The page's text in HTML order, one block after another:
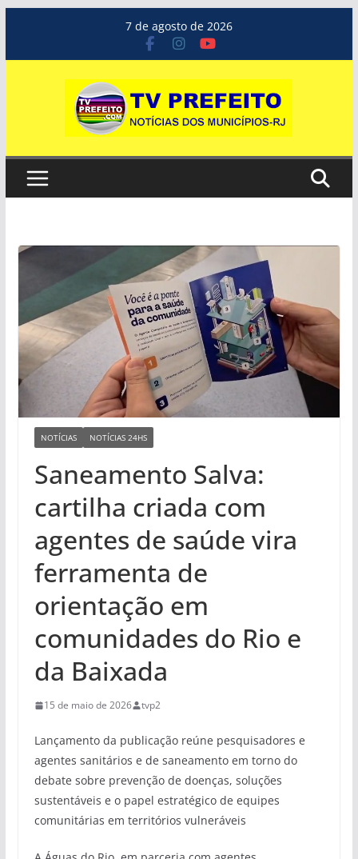
o
7 de agosto de 2026
NOTÍCIAS NOTÍCIAS 24HS
Saneamento Salva:
cartilha criada com
agentes de saúde vira
ferramenta de
orientação em
comunidades do Rio e
da Baixada
15 de maio de 2026 tvp2
Lançamento da publicação reúne pesquisadores e
agentes sanitários e de saneamento em torno do
debate sobre prevenção de doenças, soluções
sustentáveis e o papel estratégico de equipes
comunitárias em territórios vulneráveis